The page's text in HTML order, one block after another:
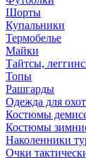
Шорты
Купальники
Термобелье
Майки
Тайтсы,
Топы
Рашгарды
Одежда для
Костюмы
Костюмы
Наколенники
Очки